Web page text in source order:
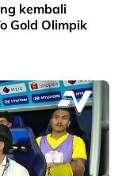
kembali
Gold Olimpik